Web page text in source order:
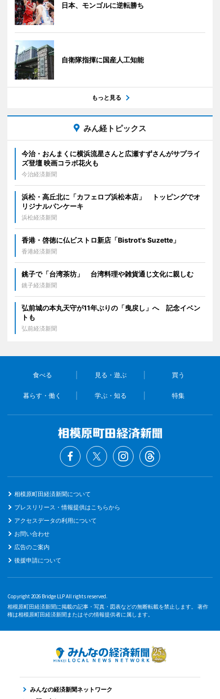
日本、モンゴルに逆転勝ち
自衛隊指揮に国産人工知能
もっと見る
みん経トピックス
今治・おんまくに横浜流星さんと広瀬すずさんがサプライ
ズ登壇 映画コラボ花火も
今治経済新聞
浜松・高丘北に「カフェロブ浜松本店」 トッピングでオ
リジナルパンケーキ
浜松経済新聞
香港・啓徳に仏ビストロ新店「Bistrot's Suzette」
香港経済新聞
銚子で「台湾茶坊」 台湾料理や雑貨通じ文化に親しむ
銚子経済新聞
弘前城の本丸天守が11年ぶりの「曳戻し」へ 記念イベン
トも
弘前経済新聞
食べる 見る・遊ぶ 買う
暮らす・働く 学ぶ・知る 特集
相模原町田経済新聞について
プレスリリース・情報提供はこちらから
アクセスデータの利用について
お問い合わせ
広告のご案内
後援申請について
Copyright 2026 Bridge LLP All rights reserved.
相模原町田経済新聞に掲載の記事・写真・図表などの無断転載を禁止します。 著作
権は相模原町田経済新聞またはその情報提供者に属します。
みんなの経済新聞ネットワーク